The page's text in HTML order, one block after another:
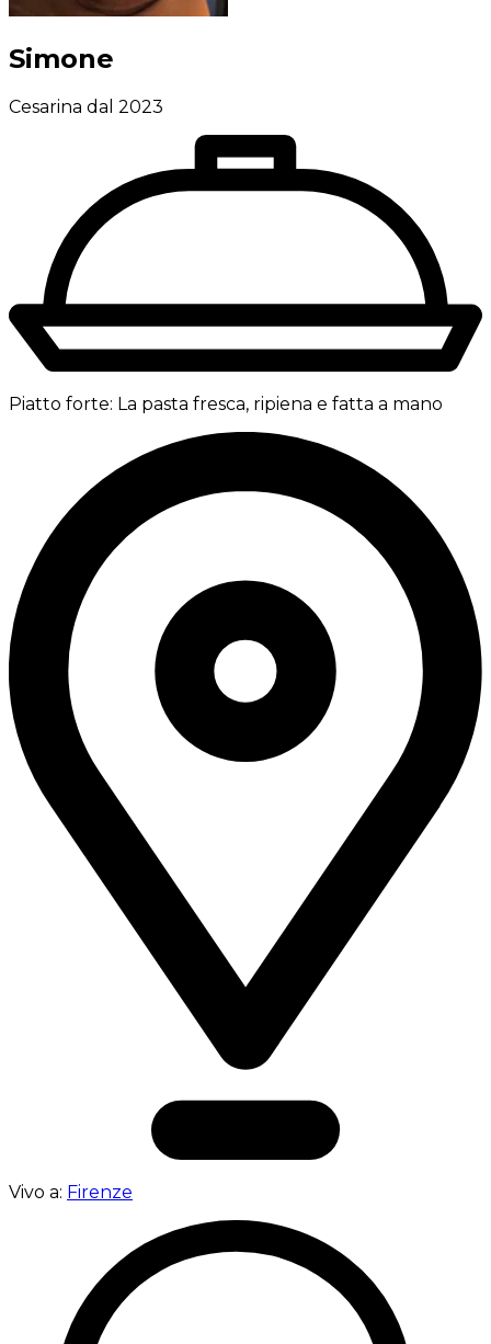
Simone
Cesarina dal 2023
Piatto forte: La pasta fresca, ripiena e fatta a mano
Vivo a: Firenze